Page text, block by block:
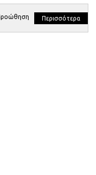
Περισσότερα